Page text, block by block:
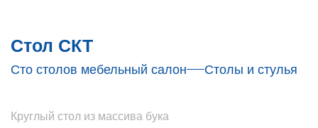
Стол СКТ
Сто столов мебельный салон Столы и стулья
Круглый стол из массива бука